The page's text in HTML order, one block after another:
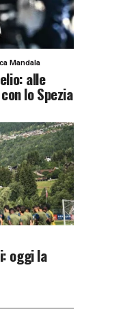
Mandala
alle
lo Spezia
oggi la